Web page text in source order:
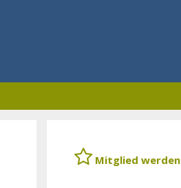
Mitglied werden